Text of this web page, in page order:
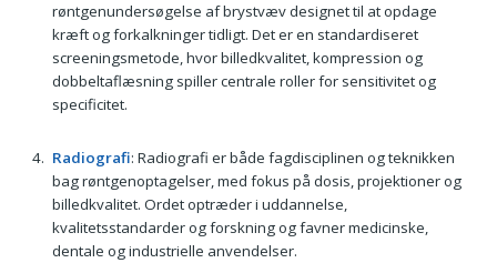
røntgenundersøgelse af brystvæv designet til at opdage
kræft og forkalkninger tidligt. Det er en standardiseret
screeningsmetode, hvor billedkvalitet, kompression og
dobbeltaf­læsning spiller centrale roller for sensitivitet og
specificitet.
Radiografi: Radiografi er både fagdisciplinen og teknikken
bag røntgenoptagelser, med fokus på dosis, projektioner og
billedkvalitet. Ordet optræder i uddannelse,
kvalitetsstandarder og forskning og favner medicinske,
dentale og industrielle anvendelser.